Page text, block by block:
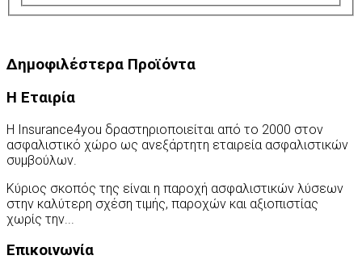
Δημοφιλέστερα Προϊόντα
Η Εταιρία
Η Insurance4you δραστηριοποιείται από το 2000 στον
ασφαλιστικό χώρο ως ανεξάρτητη εταιρεία ασφαλιστικών
συμβούλων.
Κύριος σκοπός της είναι η παροχή ασφαλιστικών λύσεων
στην καλύτερη σχέση τιμής, παροχών και αξιοπιστίας
χωρίς την...
Επικοινωνία